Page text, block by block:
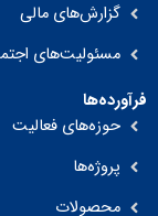
گزارش‌های مالی
مسئولیت‌های
فرآورده‌ها
حوزه‌های فعالیت
پروژه‌ها
محصولات